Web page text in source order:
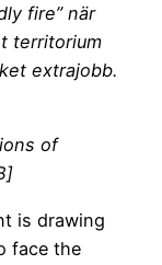
fire” när
territorium
extrajobb.
of
is drawing
face the